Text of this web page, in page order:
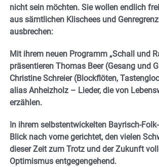
nicht sein möchten. Sie wollen endlich
aus sämtlichen Klischees und
ausbrechen:
Mit ihrem neuen Programm „Schall und
präsentieren Thomas Beer (Gesang und
Christine Schreier (Blockflöten,
alias Anheizholz – Lieder, die von
erzählen.
In ihrem selbstentwickelten Bayrisch-
Blick nach vorne gerichtet, den vielen
dieser Zeit zum Trotz und der Zukunft
Optimismus entgegengehend.